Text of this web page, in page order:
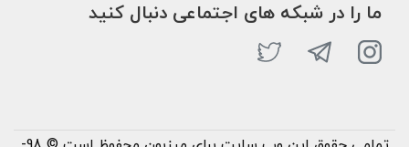
ما را در شبکه های اجتماعی دنبال کنید